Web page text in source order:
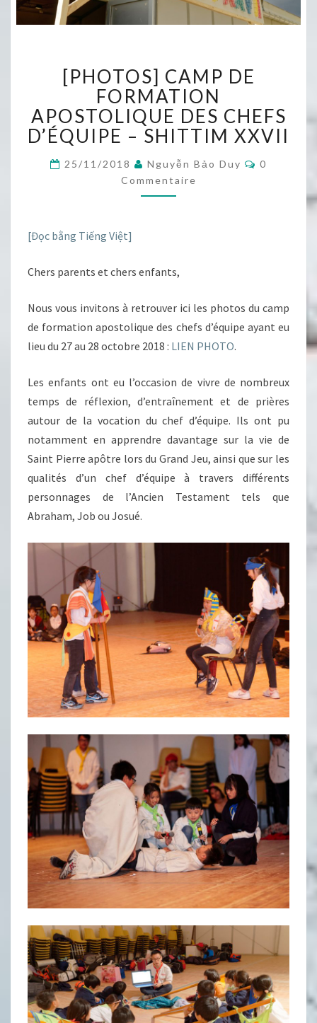
CAMP
DE
FORMATION
APOSTOLIQUE
DES
D’ÉQUIPE
–
SHITTIM
[PHOTOS] CAMP DE
FORMATION
APOSTOLIQUE DES CHEFS
D’ÉQUIPE – SHITTIM XXVII
25/11/2018 Nguyễn Bảo Duy
0
Commentaire
[Đọc bằng Tiếng Việt]
Chers parents et chers enfants,
Nous vous invitons à retrouver ici les photos du camp
de formation apostolique des chefs d’équipe ayant eu
lieu du 27 au 28 octobre 2018 : LIEN PHOTO.
Les enfants ont eu l’occasion de vivre de nombreux
temps de réflexion, d’entraînement et de prières
autour de la vocation du chef d’équipe. Ils ont pu
notamment en apprendre davantage sur la vie de
Saint Pierre apôtre lors du Grand Jeu, ainsi que sur les
qualités d’un chef d’équipe à travers différents
personnages de l’Ancien Testament tels que
Abraham, Job ou Josué.